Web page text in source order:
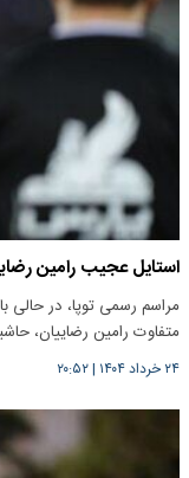
استایل عجیب رامین رضاییان با
مراسم رسمی توپا، در حالی
متفاوت رامین رضاییان،
۲۴ خرداد ۱۴۰۴ |۲۰:۵۲